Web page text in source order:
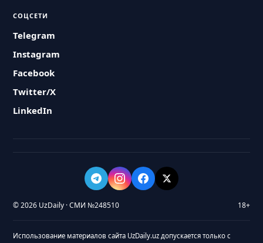
СОЦСЕТИ
Telegram
Instagram
Facebook
Twitter/X
LinkedIn
© 2026 UzDaily · СМИ №248510 18+
Использование материалов сайта UzDaily.uz допускается только с